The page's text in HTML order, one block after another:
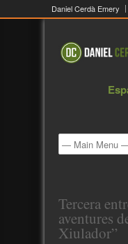
Daniel Cerdà Emery
Tercera
aventures
Xiulador”